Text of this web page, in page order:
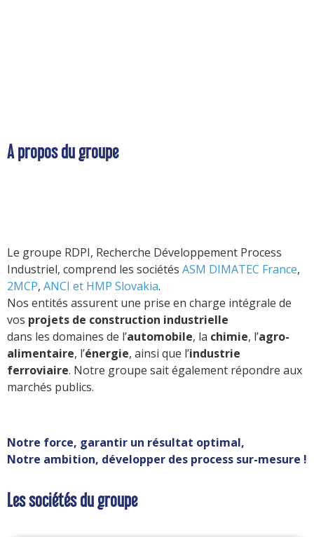
A propos du groupe
Le groupe RDPI, Recherche Développement Process
Industriel, comprend les sociétés ASM DIMATEC France,
2MCP, ANCI et HMP Slovakia.
Nos entités assurent une prise en charge intégrale de
vos projets de construction industrielle
dans les domaines de l’automobile, la chimie, l’agro-
alimentaire, l’énergie, ainsi que l’industrie
ferroviaire. Notre groupe sait également répondre aux
marchés publics.
Notre force, garantir un résultat optimal,
Notre ambition, développer des process sur-mesure !
Les sociétés du groupe